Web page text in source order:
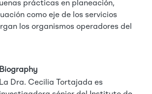
prácticas en planeación,
como eje de los servicios
los organismos operadores del
Biography
La Dra. Cecilia Tortajada es